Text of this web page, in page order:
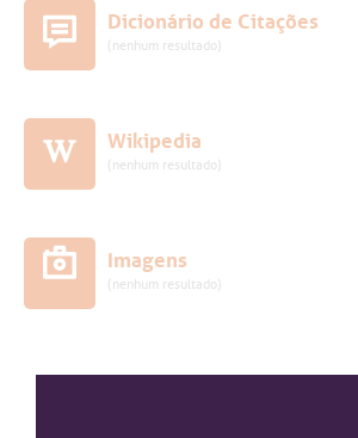
Dicionário de Citações
(nenhum resultado)
Wikipedia
(nenhum resultado)
Imagens
(nenhum resultado)